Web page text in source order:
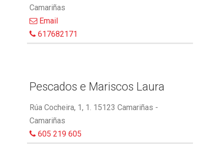
Camariñas
Email
617682171
Pescados e Mariscos Laura
Rúa Cocheira, 1, 1. 15123 Camariñas -
Camariñas
605 219 605